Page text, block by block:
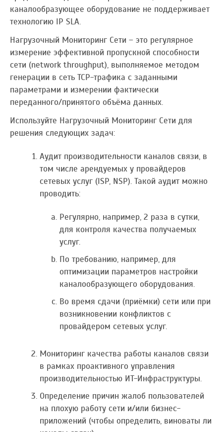
каналообразующее оборудование не поддерживает
технологию IP SLA.
Нагрузочный Мониторинг Сети – это регулярное
измерение эффективной пропускной способности
сети (network throughput), выполняемое методом
генерации в сеть TCP-трафика с заданными
параметрами и измерении фактически
переданного/принятого объёма данных.
Используйте Нагрузочный Мониторинг Сети для
решения следующих задач:
Аудит производительности каналов связи, в
том числе арендуемых у провайдеров
сетевых услуг (ISP, NSP). Такой аудит можно
проводить:
Регулярно, например, 2 раза в сутки,
для контроля качества получаемых
услуг.
По требованию, например, для
оптимизации параметров настройки
каналообразующего оборудования.
Во время сдачи (приёмки) сети или при
возникновении конфликтов с
провайдером сетевых услуг.
Мониторинг качества работы каналов связи
в рамках проактивного управления
производительностью ИТ-Инфраструктуры.
Определение причин жалоб пользователей
на плохую работу сети и/или бизнес-
приложений (чтобы определить, виноваты ли